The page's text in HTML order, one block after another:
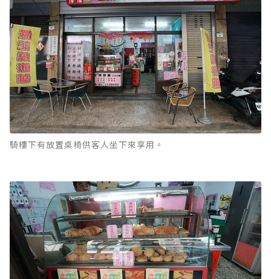
騎樓下有放置桌椅供客人坐下來享用。